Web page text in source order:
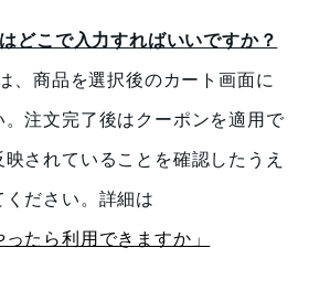
どこで入力すればいいですか？
、商品を選択後のカート画面に
注文完了後はクーポンを適用で
されていることを確認したうえ
ださい。詳細は
ったら利用できますか」